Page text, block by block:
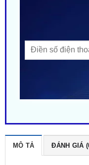
MÔ TẢ ĐÁNH GIÁ